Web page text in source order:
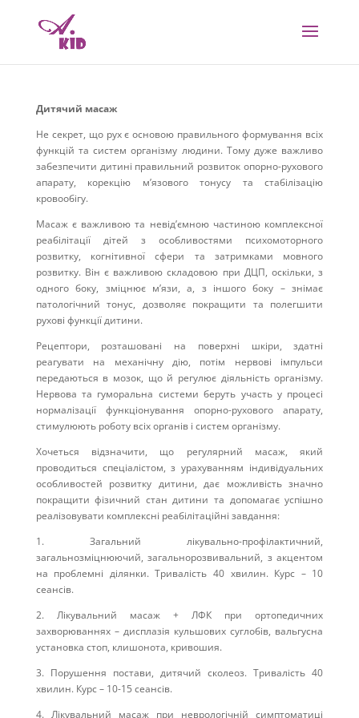
Дитячий масаж
Не секрет, що рух є основою правильного формування всіх
функцій та систем організму людини. Тому дуже важливо
забезпечити дитині правильний розвиток опорно-рухового
апарату, корекцію м’язового тонусу та стабілізацію
кровообігу.
Масаж є важливою та невід’ємною частиною комплексної
реабілітації дітей з особливостями психомоторного
розвитку, когнітивної сфери та затримками мовного
розвитку. Він є важливою складовою при ДЦП, оскільки, з
одного боку, зміцнює м’язи, а, з іншого боку – знімає
патологічний тонус, дозволяєпокращити та полегшити
рухові функції дитини.
Рецептори, розташовані на поверхні шкіри, здатні
реагувати на механічну дію, потім нервові імпульси
передаються в мозок, що й регулює діяльність організму.
Нервова та гуморальна системи беруть участь у процесі
нормалізації функціонування опорно-рухового апарату,
стимулюють роботу всіх органів і систем організму.
Хочеться відзначити, що регулярний масаж, який
проводиться спеціалістом, з урахуванням індивідуальних
особливостей розвитку дитини, дає можливість значно
покращити фізичний стан дитини та допомагає успішно
реалізовувати комплексні реабілітаційні завдання:
1. Загальний лікувально-профілактичний,
загальнозміцнюючий, загальнорозвивальний, з акцентом
на проблемні ділянки. Тривалість 40 хвилин. Курс – 10
сеансів.
2. Лікувальний масаж + ЛФК при ортопедичних
захворюваннях – дисплазія кульшових суглобів, вальгусна
установка стоп, клишонота, кривошия.
3. Порушення постави, дитячий сколеоз. Тривалість 40
хвилин. Курс – 10-15 сеансів.
4. Лікувальний масаж при неврологічній симптоматиці